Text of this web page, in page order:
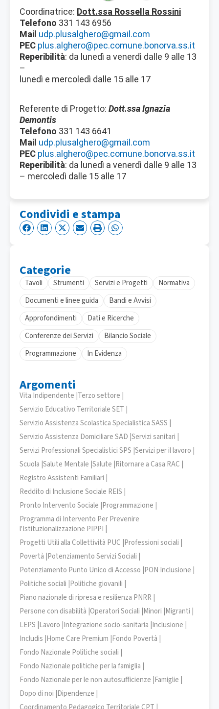
Condividi e stampa
Categorie
Tavoli Strumenti Servizi e Progetti
Normativa
Documenti e linee guida
Bandi e Avvisi
Approfondimenti
Dati e Ricerche
Conferenze dei Servizi
Bilancio Sociale
Programmazione
In Evidenza
Argomenti
Vita Indipendente |Terzo settore |
Servizio Educativo Territoriale SET |
Servizio Assistenza Scolastica Specialistica SASS |
Servizio Assistenza Domiciliare SAD |Servizi sanitari |
Servizi Professionali Specialistici SPS |Servizi per il lavoro |
Scuola |Salute Mentale |Salute |Ritornare a Casa RAC |
Registro Assistenti Familiari |
Reddito di Inclusione Sociale REIS |
Pronto Intervento Sociale |Programmazione |
Programma di Intervento Per Prevenire
l'Istituzionalizzazione PIPPI |
Progetti Utili alla Collettività PUC |Professioni sociali |
Povertà |Potenziamento Servizi Sociali |
Potenziamento Punto Unico di Accesso |PON Inclusione |
Politiche sociali |Politiche giovanili |
Piano nazionale di ripresa e resilienza PNRR |
Persone con disabilità |Operatori Sociali |Minori |Migranti |
LEPS |Lavoro |Integrazione socio-sanitaria |Inclusione |
Includis |Home Care Premium |Fondo Povertà |
Fondo Nazionale Politiche sociali |
Fondo Nazionale politiche per la famiglia |
Fondo Nazionale per le non autosufficienze |Famiglie |
Dopo di noi |Dipendenze |
Coordinatrice: Dott.ssa Rossella Rossini
Telefono 331 143 6956
Mail udp.plusalghero@gmail.com
PEC plus.alghero@pec.comune.bonorva.ss.it
Reperibilità: da lunedì a venerdì dalle 9 alle 13
–
lunedì e mercoledì dalle 15 alle 17
Referente di Progetto: Dott.ssa Ignazia
Demontis
Telefono 331 143 6641
Mail udp.plusalghero@gmail.com
PEC plus.alghero@pec.comune.bonorva.ss.it
Reperibilità: da lunedì a venerdì dalle 9 alle 13
– mercoledì dalle 15 alle 17